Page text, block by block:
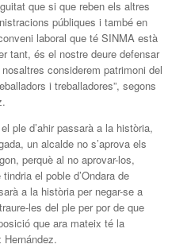
que si que reben els altres
públiques i també en
laboral que té SINMA està
tant, és el nostre deure defensar
considerem patrimoni del
i treballadores”, segons
ple d’ahir passarà a la història,
un alcalde no s’aprova els
perquè al no aprovar-los,
el poble d’Ondara de
a la història per negar-se a
les del ple per por de que
que ara mateix té la
Hernández.